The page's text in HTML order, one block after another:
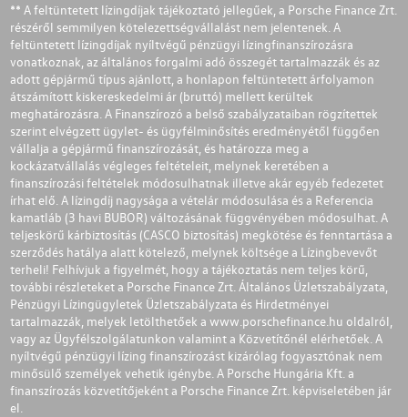
** A feltüntetett lízingdíjak tájékoztató jellegűek, a Porsche Finance Zrt.
részéről semmilyen kötelezettségvállalást nem jelentenek. A
feltüntetett lízingdíjak nyíltvégű pénzügyi lízingfinanszírozásra
vonatkoznak, az általános forgalmi adó összegét tartalmazzák és az
adott gépjármű típus ajánlott, a honlapon feltüntetett árfolyamon
átszámított kiskereskedelmi ár (bruttó) mellett kerültek
meghatározásra. A Finanszírozó a belső szabályzataiban rögzítettek
szerint elvégzett ügylet- és ügyfélminősítés eredményétől függően
vállalja a gépjármű finanszírozását, és határozza meg a
kockázatvállalás végleges feltételeit, melynek keretében a
finanszírozási feltételek módosulhatnak illetve akár egyéb fedezetet
írhat elő. A lízingdíj nagysága a vételár módosulása és a Referencia
kamatláb (3 havi BUBOR) változásának függvényében módosulhat. A
teljeskörű kárbiztosítás (CASCO biztosítás) megkötése és fenntartása a
szerződés hatálya alatt kötelező, melynek költsége a Lízingbevevőt
terheli! Felhívjuk a figyelmét, hogy a tájékoztatás nem teljes körű,
további részleteket a Porsche Finance Zrt. Általános Üzletszabályzata,
Pénzügyi Lízingügyletek Üzletszabályzata és Hirdetményei
tartalmazzák, melyek letölthetőek a www.porschefinance.hu oldalról,
vagy az Ügyfélszolgálatunkon valamint a Közvetítőnél elérhetőek. A
nyíltvégű pénzügyi lízing finanszírozást kizárólag fogyasztónak nem
minősülő személyek vehetik igénybe. A Porsche Hungária Kft. a
finanszírozás közvetítőjeként a Porsche Finance Zrt. képviseletében jár
el.